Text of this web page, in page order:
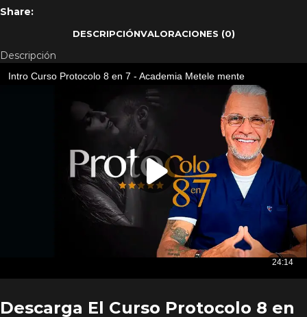
Share:
DESCRIPCIÓNVALORACIONES (0)
Descripción
Descarga El Curso Protocolo 8 en